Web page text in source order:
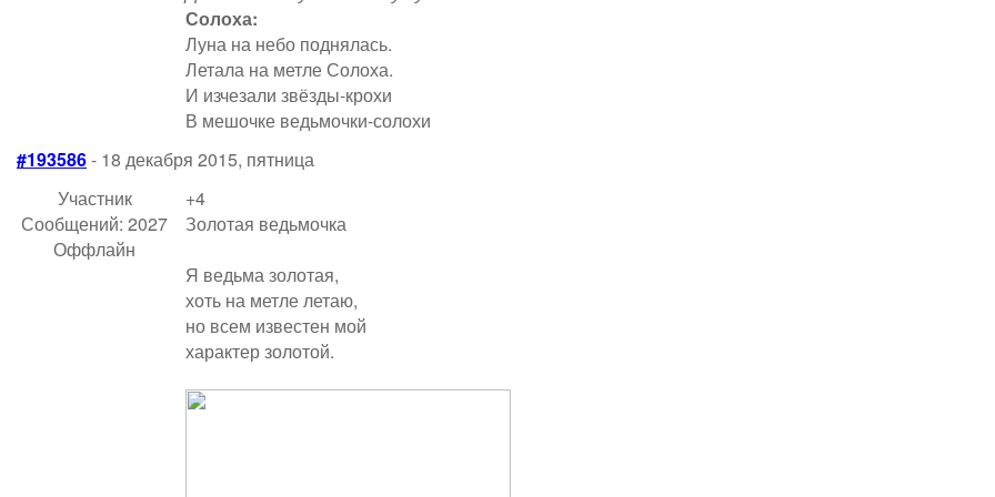
Солоха:
Луна на небо поднялась.
Летала на метле Солоха.
И изчезали звёзды-крохи
В мешочке ведьмочки-солохи
#193586- 18 декабря 2015, пятница
Участник
Сообщений: 2027
Оффлайн
+4
Золотая ведьмочка
Я ведьма золотая,
хоть на метле летаю,
но всем известен мой
характер золотой.